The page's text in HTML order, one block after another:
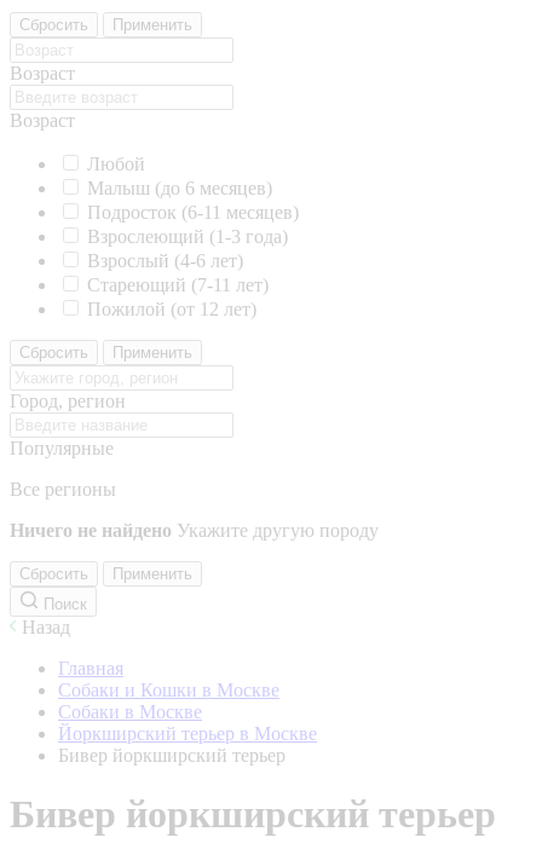
Сбросить Применить
Возраст
Возраст
Любой
Малыш (до 6 месяцев)
Подросток (6-11 месяцев)
Взрослеющий (1-3 года)
Взрослый (4-6 лет)
Стареющий (7-11 лет)
Пожилой (от 12 лет)
Сбросить Применить
Город, регион
Популярные
Все регионы
Ничего не найдено Укажите другую породу
Сбросить
Применить
Поиск
Назад
Главная
Собаки и Кошки в Москве
Собаки в Москве
Йоркширский терьер в Москве
Бивер йоркширский терьер
Бивер йоркширский терьер